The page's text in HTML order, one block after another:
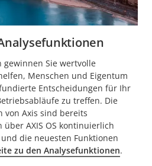
gewinnen Sie wertvolle
Menschen und Eigentum
Entscheidungen für Ihr
zu treffen. Die
von Axis sind bereits
AXIS OS kontinuierlich
die neuesten Funktionen
zu den Analysefunktionen.